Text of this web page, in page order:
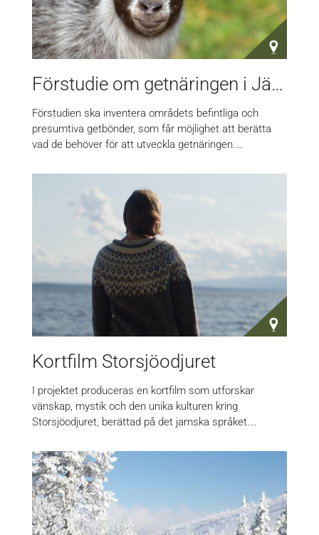
Förstudie om getnäringen i Jämtland
Förstudien ska inventera områdets befintliga och
presumtiva getbönder, som får möjlighet att berätta
vad de behöver för att utveckla getnäringen.…
Kortfilm Storsjöodjuret
I projektet produceras en kortfilm som utforskar
vänskap, mystik och den unika kulturen kring
Storsjöodjuret, berättad på det jamska språket.…